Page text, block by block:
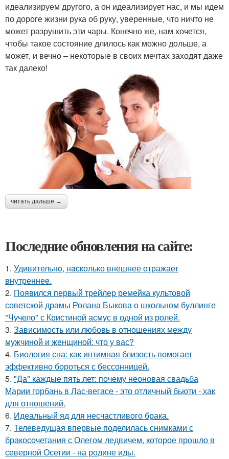
идеализируем другого, а он идеализирует нас, и мы идем
по дороге жизни рука об руку, уверенные, что ничто не
может разрушить эти чары. Конечно же, нам хочется,
чтобы такое состояние длилось как можно дольше, а
может, и вечно – некоторые в своих мечтах заходят даже
так далеко!
читать дальше →
Последние обновления на сайте:
1. Удивительнo, нacколько внешнее отражает
внутреннее.
2. Появился первый трейлер ремейка культовой
советской драмы Ролана Быкова о школьном буллинге
"Чучело" с Кристиной асмус в одной из ролей.
3. Зависимость или любовь в отношениях между
мужчиной и женщиной: что у вас?
4. Биология сна: как интимная близость помогает
эффективно бороться с бессонницей.
5. "Да" каждые пять лет: почему неоновая свадьба
Марии горбань в Лас-вегасе - это отличный бьюти - хак
для отношений.
6. Идеальный яд для несчастливого брака.
7. Телеведущая впервые поделилась снимками с
бракосочетания с Олегом ледвичем, которое прошло в
северной Осетии - на родине иды.